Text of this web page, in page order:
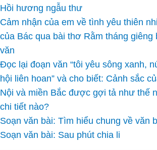
Hồi hương ngẫu thư
Cảm nhận của em về tình yêu thiên
của Bác qua bài thơ Rằm tháng giêng
văn
Đọc lại đoạn văn “tôi yêu sông xanh,
hội liên hoan” và cho biết: Cảnh sắc
Nội và miền Bắc được gợi tả như thế
chi tiết nào?
Soạn văn bài: Tìm hiểu chung về văn
Soạn văn bài: Sau phút chia li